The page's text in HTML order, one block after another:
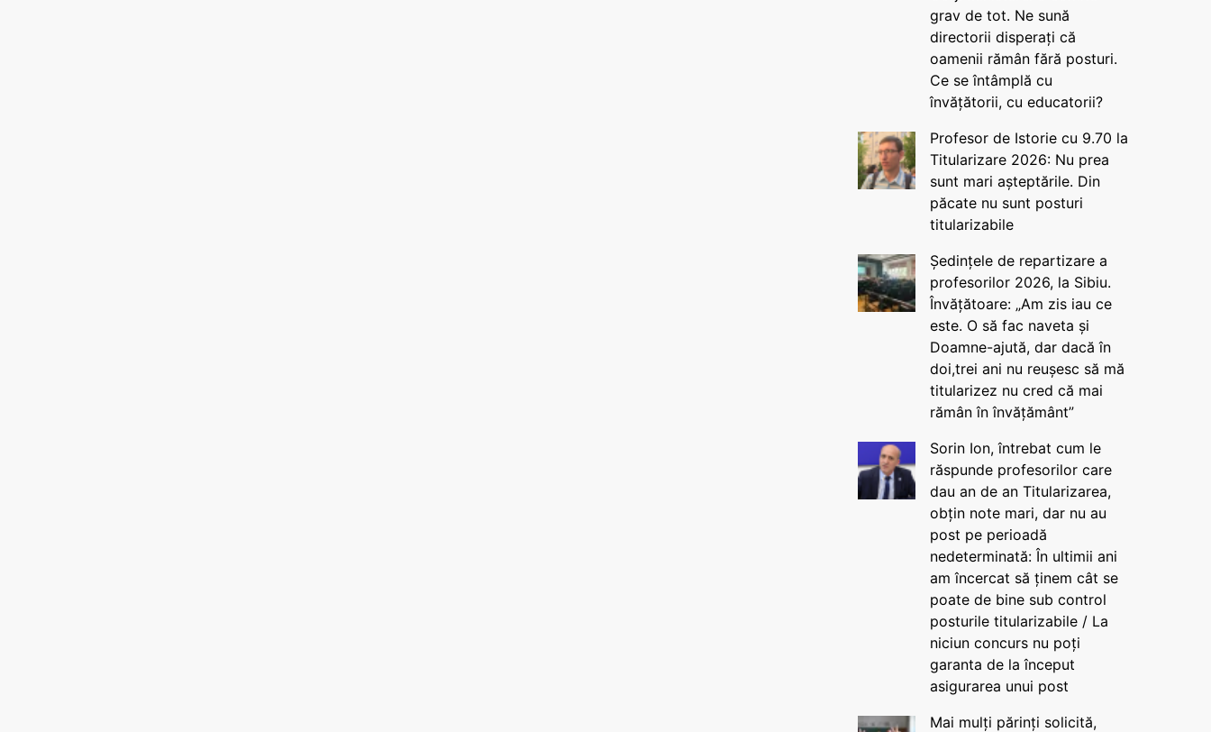
grav de tot. Ne sună
directorii disperați că
oamenii rămân fără posturi.
Ce se întâmplă cu
învățătorii, cu educatorii?
Profesor de Istorie cu 9.70 la
Titularizare 2026: Nu prea
sunt mari așteptările. Din
păcate nu sunt posturi
titularizabile
Ședințele de repartizare a
profesorilor 2026, la Sibiu.
Învățătoare: „Am zis iau ce
este. O să fac naveta și
Doamne-ajută, dar dacă în
doi,trei ani nu reușesc să mă
titularizez nu cred că mai
rămân în învățământ”
Sorin Ion, întrebat cum le
răspunde profesorilor care
dau an de an Titularizarea,
obțin note mari, dar nu au
post pe perioadă
nedeterminată: În ultimii ani
am încercat să ținem cât se
poate de bine sub control
posturile titularizabile / La
niciun concurs nu poți
garanta de la început
asigurarea unui post
Mai mulți părinți solicită,